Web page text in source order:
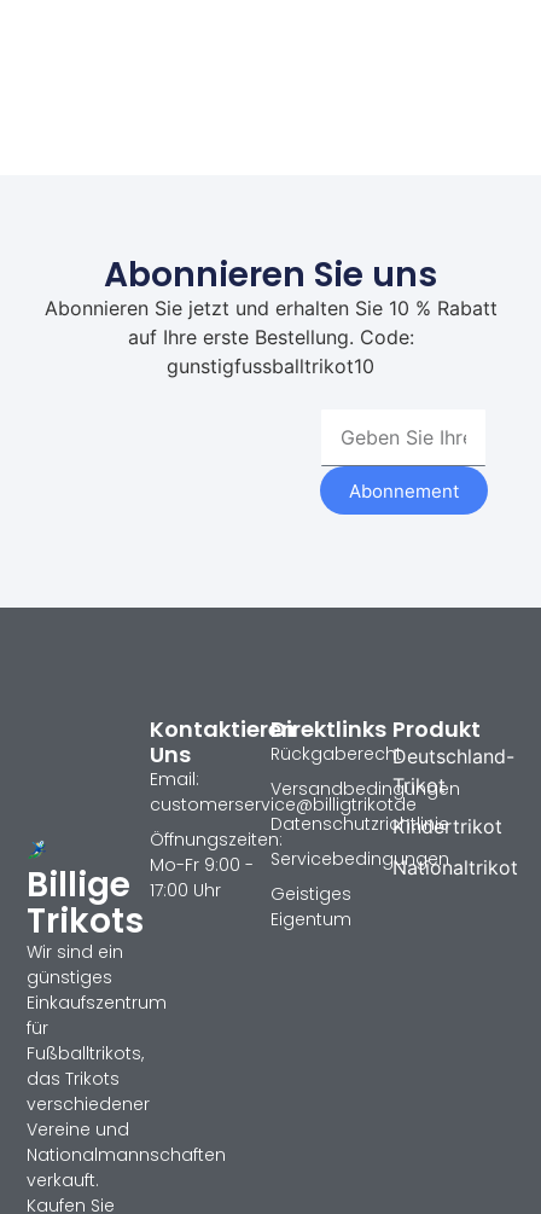
Abonnieren Sie uns
Abonnieren Sie jetzt und erhalten Sie 10 % Rabatt
auf Ihre erste Bestellung. Code:
gunstigfussballtrikot10
Abonnement
Billige
Trikots
Wir sind ein
günstiges
Einkaufszentrum
für
Fußballtrikots,
das Trikots
verschiedener
Vereine und
Nationalmannschaften
verkauft.
Kaufen Sie
Produkt
Deutschland-
Trikot
Kindertrikot
Nationaltrikot
Direktlinks
Rückgaberecht
Versandbedingungen
Datenschutzrichtlinie
Servicebedingungen
Geistiges
Eigentum
Kontaktieren
Uns
Email:
customerservice@billigtrikotde
Öffnungszeiten:
Mo-Fr 9:00 -
17:00 Uhr